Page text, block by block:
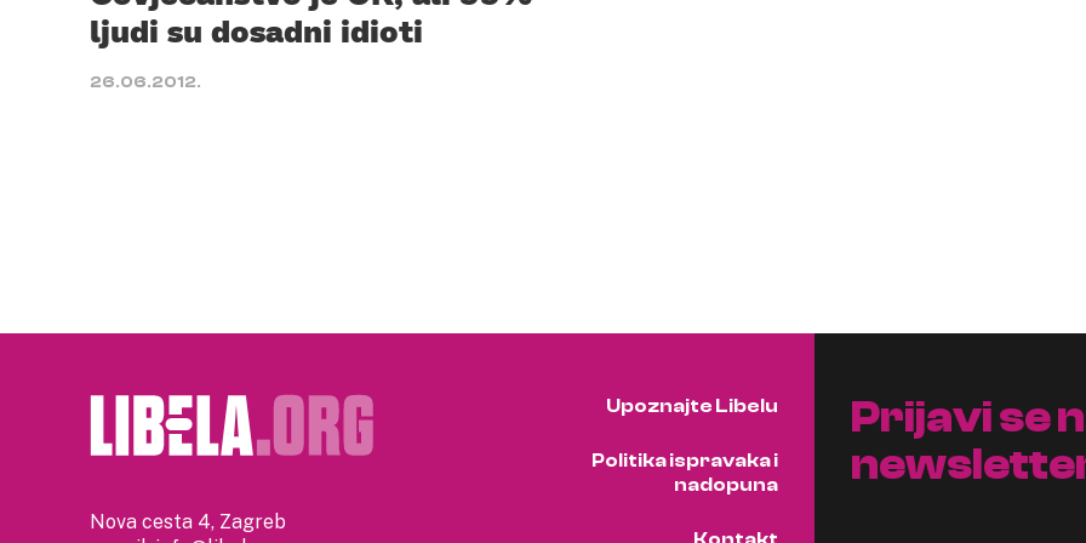
ljudi su dosadni idioti
26.06.2012.
Nova cesta 4, Zagreb
Upoznajte Libelu
Politika ispravaka i
nadopuna
Prijavi se